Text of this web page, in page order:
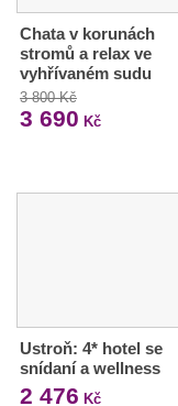
Chata v korunách
stromů a relax ve
vyhřívaném sudu
3 800 Kč
3 690 Kč
Ustroň: 4* hotel se
snídaní a wellness
2 476 Kč